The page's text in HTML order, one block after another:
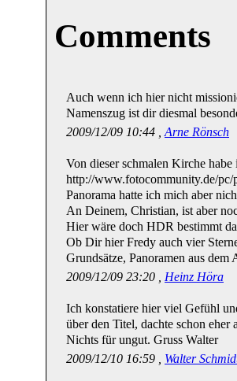
Comments
Auch wenn ich hier nicht
Namenszug ist dir diesmal
2009/12/09 10:44 , Arne Rönsch
Von dieser schmalen Kirche
http://www.fotocommunity.de/pc/
Panorama hatte ich mich aber
An Deinem, Christian, ist aber
Hier wäre doch HDR bestimmt
Ob Dir hier Fredy auch vier
Grundsätze, Panoramen aus
2009/12/09 23:20 , Heinz Höra
Ich konstatiere hier viel Gefühl
über den Titel, dachte schon eher
Nichts für ungut. Gruss Walter
2009/12/10 16:59 , Walter